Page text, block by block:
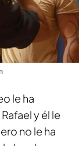
le ha
y él le
no le ha